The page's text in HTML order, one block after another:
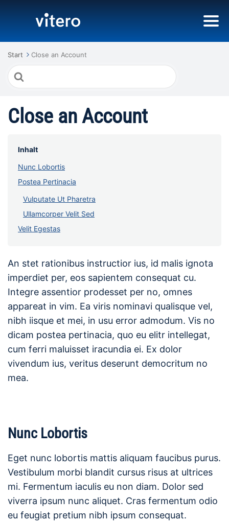
Start Close an Account
Suche
nach
Close an Account
Inhalt
Nunc Lobortis
Postea Pertinacia
Vulputate Ut Pharetra
Ullamcorper Velit Sed
Velit Egestas
An stet rationibus instructior ius, id malis ignota
imperdiet per, eos sapientem consequat cu.
Integre assentior prodesset per no, omnes
appareat in vim. Ea viris nominavi qualisque vel,
nibh iisque et mei, in usu error admodum. Vis no
dicam postea pertinacia, quo eu elitr intellegat,
cum ferri maluisset iracundia ei. Ex dolor
vivendum ius, veritus deserunt democritum no
mea.
Nunc Lobortis
Eget nunc lobortis mattis aliquam faucibus purus.
Vestibulum morbi blandit cursus risus at ultrices
mi. Fermentum iaculis eu non diam. Dolor sed
viverra ipsum nunc aliquet. Cras fermentum odio
eu feugiat pretium nibh ipsum consequat.